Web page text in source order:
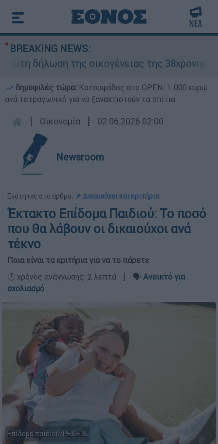
BREAKING NEWS:
δήλωση της οικογένειας της 38χρονης
δημοφιλές τώρα: Κατσαφάδος στο OPEN: 1.000 ευρώ
ανά τετραγωνικό για να ξαναχτιστούν τα σπίτια
┋ Οικονομία ┋ 02.06.2026 02:00
Newsroom
Ενότητες στο άρθρο: 📌 Δικαιούχοι και κριτήρια
Έκτακτο Επίδομα Παιδιού: Το ποσό
που θα λάβουν οι δικαιούχοι ανά
τέκνο
Ποια είναι τα κριτήρια για να το πάρετε
🕛 χρόνος ανάγνωσης: 2 λεπτά ┋ 🗣️ Ανοικτό για
σχολιασμό
Επίδομα παιδιού/PEXELS